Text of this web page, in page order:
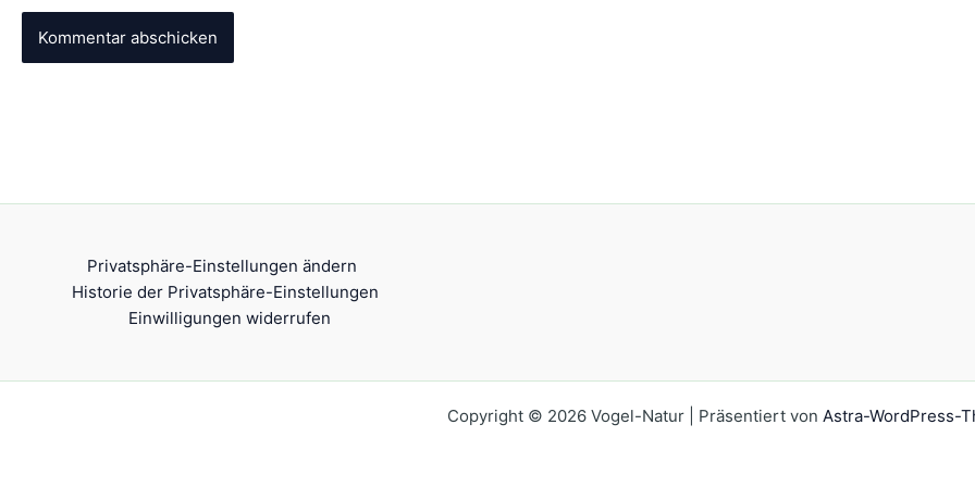
Privatsphäre-Einstellungen ändern
Historie der Privatsphäre-Einstellungen
Einwilligungen widerrufen
Copyright © 2026 Vogel-Natur | Präsentiert von Astra-WordPress-